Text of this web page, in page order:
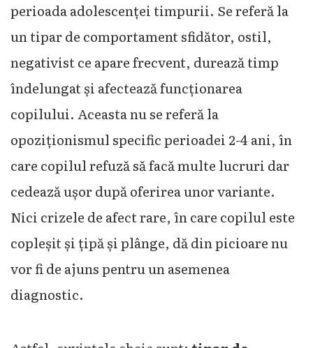
perioada adolescenței timpurii. Se referă la
un tipar de comportament sfidător, ostil,
negativist ce apare frecvent, durează timp
îndelungat și afectează funcționarea
copilului. Aceasta nu se referă la
opoziționismul specific perioadei 2-4 ani, în
care copilul refuză să facă multe lucruri dar
cedează ușor după oferirea unor variante.
Nici crizele de afect rare, în care copilul este
copleșit și țipă și plânge, dă din picioare nu
vor fi de ajuns pentru un asemenea
diagnostic.